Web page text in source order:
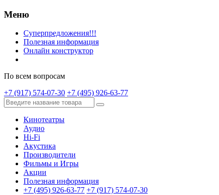
Меню
Суперпредложения!!!
Полезная информация
Онлайн конструктор
По всем вопросам
+7 (917) 574-07-30 +7 (495) 926-63-77
Кинотеатры
Аудио
Hi-Fi
Акустика
Производители
Фильмы и Игры
Акции
Полезная информация
+7 (495) 926-63-77 +7 (917) 574-07-30